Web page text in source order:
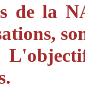
de la